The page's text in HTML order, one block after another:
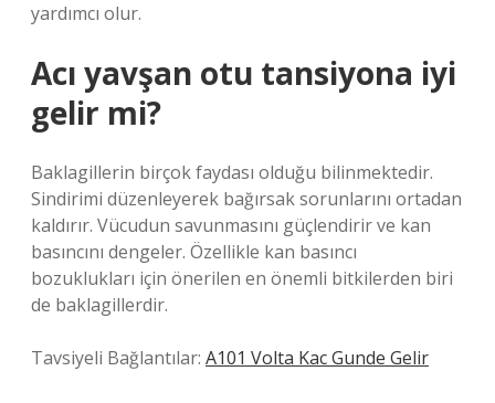
yardımcı olur.
Acı yavşan otu tansiyona iyi
gelir mi?
Baklagillerin birçok faydası olduğu bilinmektedir.
Sindirimi düzenleyerek bağırsak sorunlarını ortadan
kaldırır. Vücudun savunmasını güçlendirir ve kan
basıncını dengeler. Özellikle kan basıncı
bozuklukları için önerilen en önemli bitkilerden biri
de baklagillerdir.
Tavsiyeli Bağlantılar: A101 Volta Kac Gunde Gelir